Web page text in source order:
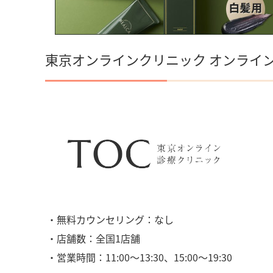
東京オンラインクリニック オンライ
・無料カウンセリング：なし
・店舗数：全国1店舗
・営業時間：11:00〜13:30、15:00〜19:30